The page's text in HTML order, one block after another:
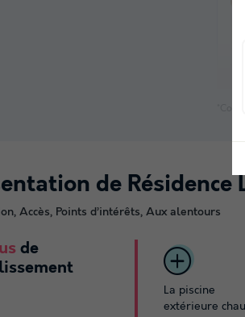
de
Accès, Points d’intérêts, Aux alentours
de
La piscine
extérieure